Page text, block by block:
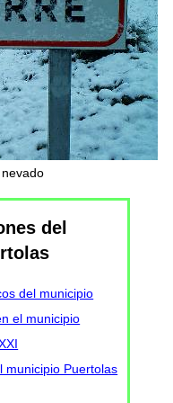
del
del municipio
el municipio
municipio Puertolas